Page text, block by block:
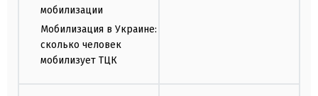
мобилизации
Мобилизация в Украине:
сколько человек
мобилизует ТЦК